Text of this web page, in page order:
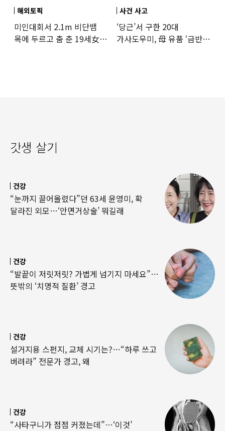
해외토픽
미인대회서 2.1m 비단뱀
목에 두르고 춤 춘 19세女
사건 사고
‘당근’서 구한 20대
가사도우미, 母 유품 ‘금반지
갓생 살기
건강
“눈까지 끌어올렸다”던 63세 윤영미, 확
달라진 외모…‘안면거상술’ 뭐길래
건강
“발끝이 저릿저릿? 가볍게 넘기지 마세요”…
뜻밖의 ‘치명적 질환’ 경고
건강
설거지용 스펀지, 교체 시기는?…“하루 쓰고
버려라” 전문가 경고, 왜
건강
“사타구니가 점점 커졌는데”…‘이것’